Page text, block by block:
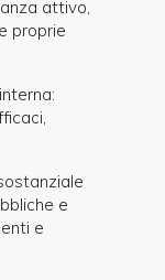
attivo,
proprie
e
e